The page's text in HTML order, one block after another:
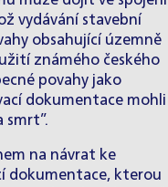
vydávání stavební
obsahující územně
známého českého
povahy jako
dokumentace mohli
smrt”.
na návrat ke
dokumentace, kterou